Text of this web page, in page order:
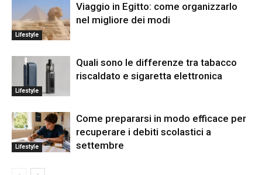
Lifestyle
Viaggio in Egitto: come organizzarlo
nel migliore dei modi
Lifestyle
Quali sono le differenze tra tabacco
riscaldato e sigaretta elettronica
Lifestyle
Come prepararsi in modo efficace per
recuperare i debiti scolastici a
settembre